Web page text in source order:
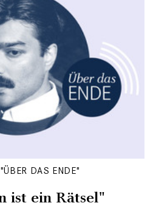
DAS ENDE"
ist ein Rätsel"